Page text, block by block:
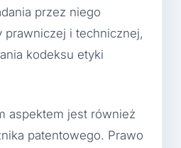
przez niego
prawniczej i technicznej,
kodeksu etyki
aspektem jest również
patentowego. Prawo